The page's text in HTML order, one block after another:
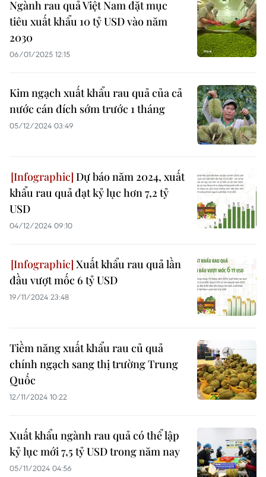
Ngành rau quả Việt Nam đặt mục
tiêu xuất khẩu 10 tỷ USD vào năm
2030
06/01/2025 12:15
Kim ngạch xuất khẩu rau quả của cả
nước cán đích sớm trước 1 tháng
05/12/2024 03:49
Dự báo năm 2024, xuất
khẩu rau quả đạt kỷ lục hơn 7,2 tỷ
USD
04/12/2024 09:10
Xuất khẩu rau quả lần
đầu vượt mốc 6 tỷ USD
19/11/2024 23:48
Tiềm năng xuất khẩu rau củ quả
chính ngạch sang thị trường Trung
Quốc
12/11/2024 10:22
Xuất khẩu ngành rau quả có thể lập
kỷ lục mới 7,5 tỷ USD trong năm nay
05/11/2024 04:56